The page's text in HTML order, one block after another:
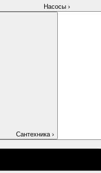
Насосы ›
Сантехника ›